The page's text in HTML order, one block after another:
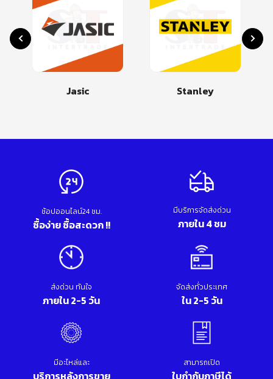
Jasic Stanley
ช้อปออนไลน์24 ชม.
ซื้อง่าย ซื้อสะดวก !!
มีบริการจัดส่งด่วน
ภายใน 4 ชม
ส่งด่วน ทันใจ
ภายใน 2-5 วัน
จัดส่งทั่วประเทศ
ใน 2-5 วัน
มีอะไหล่และ
บริการหลังการขาย
สามารถเปิด
ใบกำกับภาษีได้